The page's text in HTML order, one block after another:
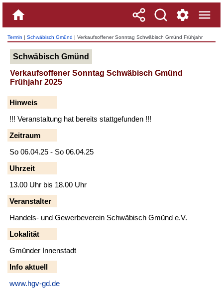
Termin | Schwäbisch Gmünd | Verkaufsoffener Sonntag Schwäbisch Gmünd Frühjahr
Schwäbisch Gmünd
Verkaufsoffener Sonntag Schwäbisch Gmünd
Frühjahr 2025
Hinweis
!!! Veranstaltung hat bereits stattgefunden !!!
Zeitraum
So 06.04.25 - So 06.04.25
Uhrzeit
13.00 Uhr bis 18.00 Uhr
Veranstalter
Handels- und Gewerbeverein Schwäbisch Gmünd e.V.
Lokalität
Gmünder Innenstadt
Info aktuell
www.hgv-gd.de